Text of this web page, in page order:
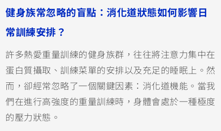
健身族常忽略的盲點：消化道狀態如何影響日
常訓練安排？
許多熱愛重量訓練的健身族群，往往將注意力集中在
蛋白質攝取、訓練菜單的安排以及充足的睡眠上。然
而，卻經常忽略了一個關鍵因素：消化道機能。當我
們在進行高強度的重量訓練時，身體會處於一種極度
的壓力狀態。